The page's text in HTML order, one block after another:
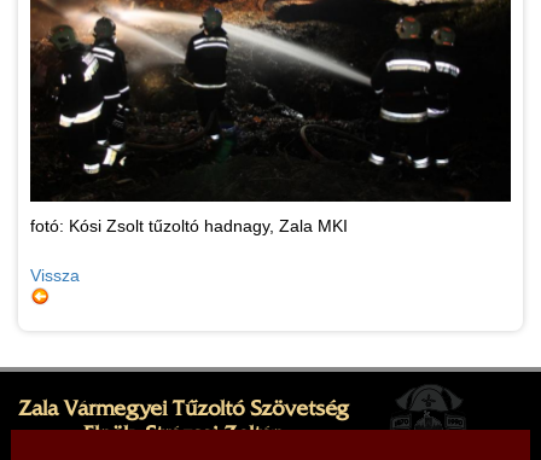
fotó: Kósi Zsolt tűzoltó hadnagy, Zala MKI
Vissza
Zala Vármegyei Tűzoltó Szövetség
Elnök: Strázsai Zoltán